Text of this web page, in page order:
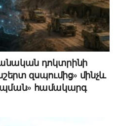
դոկտրինի
զսպումից» մինչև
համակարգ